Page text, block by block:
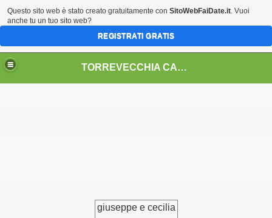
TORREVECCHIA CALCIO 2004
giuseppe e cecilia
Questo sito web è stato creato gratuitamente con SitoWebFaiDate.it. Vuoi
anche tu un tuo sito web?
REGISTRATI GRATIS